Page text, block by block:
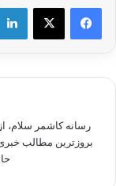
بروزترین مطالب